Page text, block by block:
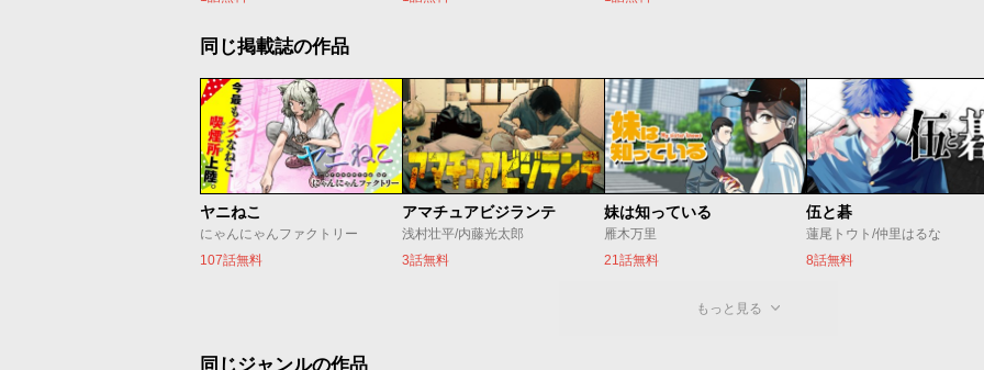
同じ掲載誌の作品
ヤニねこ
にゃんにゃんファクトリー
107話無料
アマチュアビジランテ
浅村壮平/内藤光太郎
3話無料
妹は知っている
雁木万里
21話無料
伍と碁
蓮尾トウト/仲里はるな
8話無料
もっと見る
同じジャンルの作品